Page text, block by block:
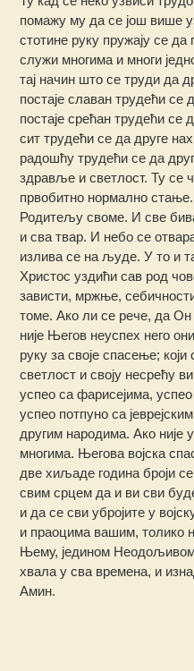
помажу му да се још више
стотине руку пружају се да
служи многима и многи
тај начин што се труди да
постаје славан трудећи се
постаје срећан трудећи се
сит трудећи се да друге
радошћу трудећи се да
здравље и светлост. Ту се
првобитно нормално
Родитељу своме. И све
и сва твар. И небо се
излива се на људе. У то и
Христос уздићи сав род
зависти, мржње,
томе. Ако ли се рече, да Он
није Његов неуспех него
руку за своје спасење;
светлост и своју несрећу
успео са фарисејима,
успео потпуно са
другим народима. Ако није
многима. Његова војска
две хиљаде година броји
свим срцем да и ви сви
и да се сви убројите у
и праоцима вашим, толико
Њему, једином
хвала у сва времена, и
Амин.